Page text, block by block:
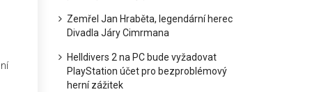
Zemřel Jan Hraběta, legendární herec
Divadla Járy Cimrmana
Helldivers 2 na PC bude vyžadovat
PlayStation účet pro bezproblémový
herní zážitek